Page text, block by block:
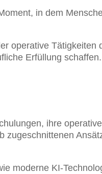
in dem
operative Tätigkeiten
Erfüllung schaffen.
ihre
moderne KI-